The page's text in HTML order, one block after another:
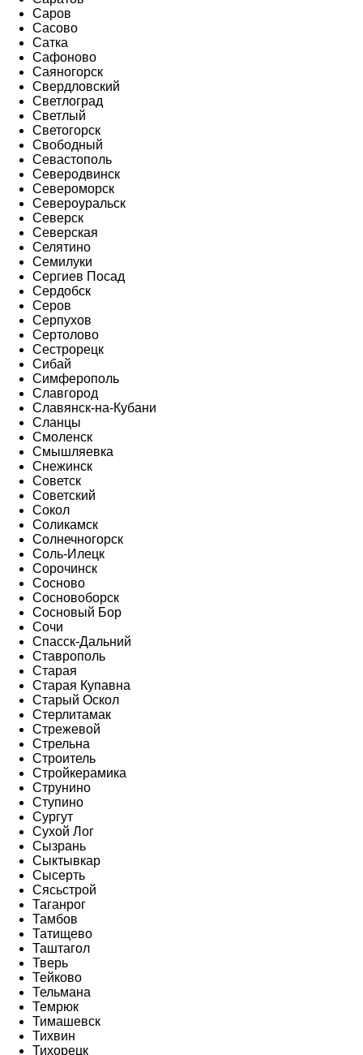
Саров
Сасово
Сатка
Сафоново
Саяногорск
Свердловский
Светлоград
Светлый
Светогорск
Свободный
Севастополь
Северодвинск
Североморск
Североуральск
Северск
Северская
Селятино
Семилуки
Сергиев Посад
Сердобск
Серов
Серпухов
Сертолово
Сестрорецк
Сибай
Симферополь
Славгород
Славянск-на-Кубани
Сланцы
Смоленск
Смышляевка
Снежинск
Советск
Советский
Сокол
Соликамск
Солнечногорск
Соль-Илецк
Сорочинск
Сосново
Сосновоборск
Сосновый Бор
Сочи
Спасск-Дальний
Ставрополь
Старая
Старая Купавна
Старый Оскол
Стерлитамак
Стрежевой
Стрельна
Строитель
Стройкерамика
Струнино
Ступино
Сургут
Сухой Лог
Сызрань
Сыктывкар
Сысерть
Сясьстрой
Таганрог
Тамбов
Татищево
Таштагол
Тверь
Тейково
Тельмана
Темрюк
Тимашевск
Тихвин
Тихорецк